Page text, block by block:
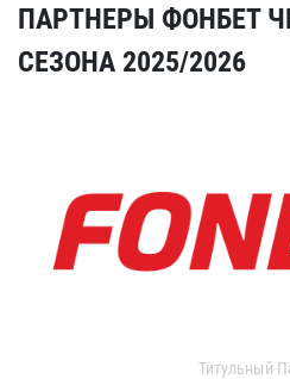
ПАРТНЕРЫ ФОНБЕТ
СЕЗОНА 2025/2026
Титульный